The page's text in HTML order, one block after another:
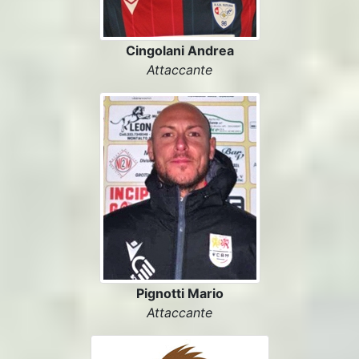
Cingolani Andrea
Attaccante
Pignotti Mario
Attaccante